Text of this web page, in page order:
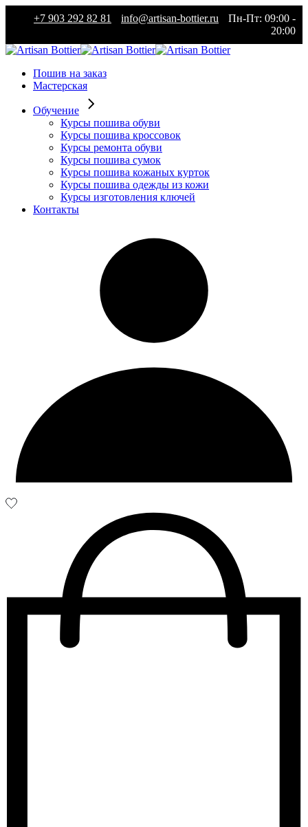
content
+7 903 292 82 81 info@artisan-bottier.ru
Пн-Пт: 09:00 -
20:00
Пошив на заказ
Мастерская
Обучение
Курсы пошива обуви
Курсы пошива кроссовок
Курсы ремонта обуви
Курсы пошива сумок
Курсы пошива кожаных курток
Курсы пошива одежды из кожи
Курсы изготовления ключей
Контакты